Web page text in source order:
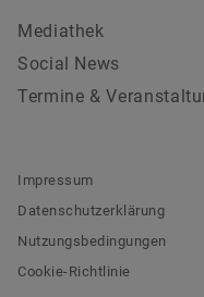
Mediathek
Social News
Termine &
Impressum
Datenschutzerklärung
Nutzungsbedingungen
Cookie-Richtlinie